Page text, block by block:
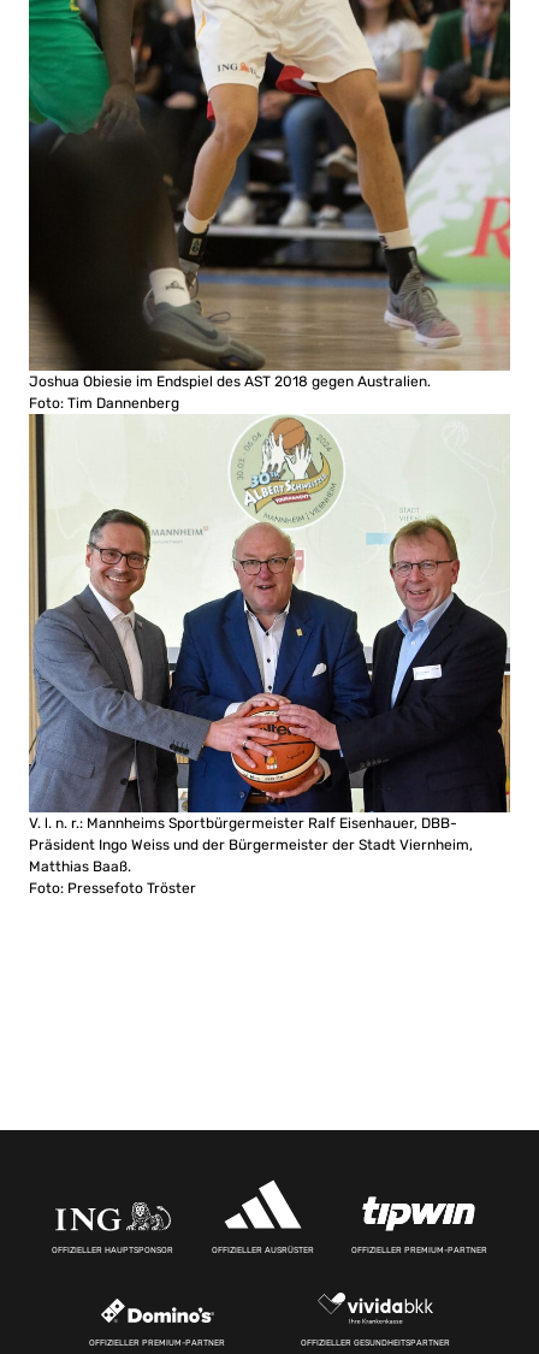
Joshua Obiesie im Endspiel des AST 2018 gegen Australien.
Foto: Tim Dannenberg
V. l. n. r.: Mannheims Sportbürgermeister Ralf Eisenhauer, DBB-
Präsident Ingo Weiss und der Bürgermeister der Stadt Viernheim,
Matthias Baaß.
Foto: Pressefoto Tröster
OFFIZIELLER HAUPTSPONSOR OFFIZIELLER AUSRÜSTER OFFIZIELLER PREMIUM-PARTNER
OFFIZIELLER PREMIUM-PARTNER OFFIZIELLER GESUNDHEITSPARTNER